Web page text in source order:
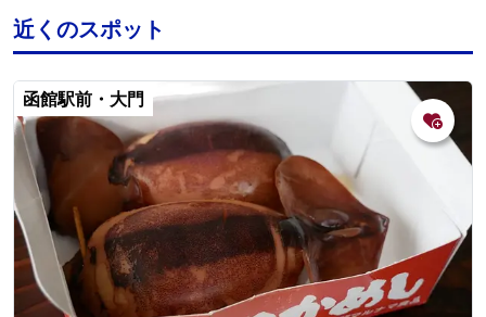
近くのスポット
函館駅前・大門